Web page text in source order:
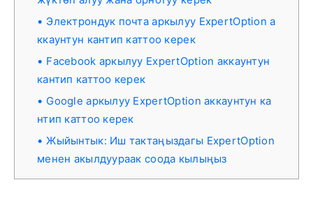
Электрондук почта аркылуу ExpertOption а
ккаунтун кантип каттоо керек
Facebook аркылуу ExpertOption аккаунтун
кантип каттоо керек
Google аркылуу ExpertOption аккаунтун ка
нтип каттоо керек
Жыйынтык: Иш тактаңыздагы ExpertOption
менен акылдуураак соода кылыңыз